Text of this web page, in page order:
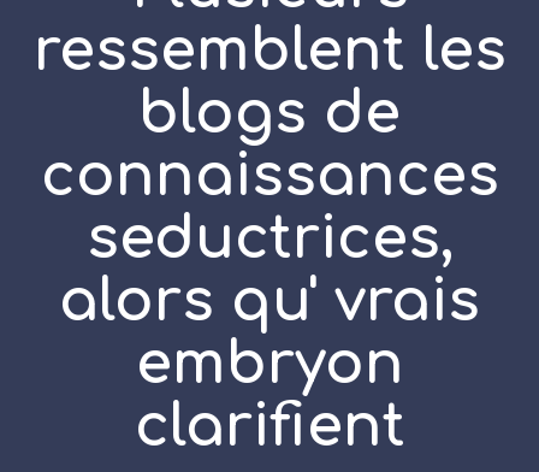
ressemblent les
blogs de
connaissances
seductrices,
alors qu' vrais
embryon
clarifient